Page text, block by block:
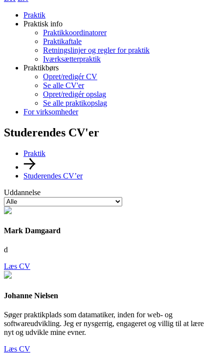
Praktik
Praktisk info
Praktikkoordinatorer
Praktikaftale
Retningslinjer og regler for praktik
Iværksætterpraktik
Praktikbørs
Opret/redigér CV
Se alle CV'er
Opret/redigér opslag
Se alle praktikopslag
For virksomheder
Studerendes CV'er
Praktik
Studerendes CV’er
Uddannelse
Mark Damgaard
d
Læs CV
Johanne Nielsen
Søger praktikplads som datamatiker, inden for web- og
softwareudvikling. Jeg er nysgerrig, engageret og villig til at lære
nyt og udvikle mine evner.
Læs CV